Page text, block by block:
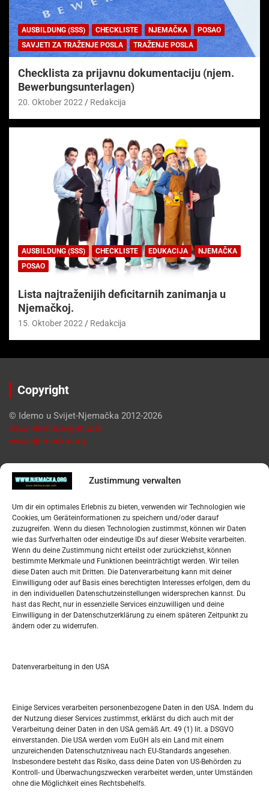
Zustimmung verwalten
Um dir ein optimales Erlebnis zu bieten, verwenden wir Technologien wie
Cookies, um Geräteinformationen zu speichern und/oder darauf
zuzugreifen. Wenn du diesen Technologien zustimmst, können wir Daten
wie das Surfverhalten oder eindeutige IDs auf dieser Website verarbeiten.
Wenn du deine Zustimmung nicht erteilst oder zurückziehst, können
bestimmte Merkmale und Funktionen beeinträchtigt werden. Wir teilen
diese Daten auch mit Dritten. Die Datenverarbeitung kann mit deiner
Einwilligung oder auf Basis eines berechtigten Interesses erfolgen, dem du
in den individuellen Datenschutzeinstellungen widersprechen kannst. Du
hast das Recht, nur in essenzielle Services einzuwilligen und deine
Einwilligung in der Datenschutzerklärung zu einem späteren Zeitpunkt zu
ändern oder zu widerrufen.
Datenverarbeitung in den USA
Einige Services verarbeiten personenbezogene Daten in den USA. Indem du
der Nutzung dieser Services zustimmst, erklärst du dich auch mit der
Verarbeitung deiner Daten in den USA gemäß Art. 49 (1) lit. a DSGVO
einverstanden. Die USA werden vom EuGH als ein Land mit einem
unzureichenden Datenschutzniveau nach EU-Standards angesehen.
Insbesondere besteht das Risiko, dass deine Daten von US-Behörden zu
Kontroll- und Überwachungszwecken verarbeitet werden, unter Umständen
ohne die Möglichkeit eines Rechtsbehelfs.
AUSBILDUNG (SSS) CHECKLISTE NJEMAČKA
POSAO
SAVJETI ZA TRAŽENJE POSLA
TRAŽENJE POSLA
Checklista za prijavnu dokumentaciju (njem.
Bewerbungsunterlagen)
20. Oktober 2022 Redakcija
AUSBILDUNG (SSS) CHECKLISTE EDUKACIJA
NJEMAČKA
POSAO
Lista najtraženijih deficitarnih zanimanja u
Njemačkoj.
15. Oktober 2022 Redakcija
Copyright
© Idemo u Svijet-Njemačka 2012-2026
www.idemousvijet.com
www.njemacka.org
Pregled
Datenschutzerklärung
Widerufsbelehrung
Oglašavanje / Postavite svoj oglas
Tko je “Idemo u Svijet – Njemačka?
Pretražite stranicu:
S
JANUAR 2018
M D M D F S
1 2 3 4 5 6
8 9 10 11 12 13 14